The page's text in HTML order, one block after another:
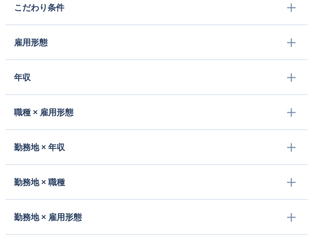
こだわり条件
雇用形態
年収
職種 × 雇用形態
勤務地 × 年収
勤務地 × 職種
勤務地 × 雇用形態